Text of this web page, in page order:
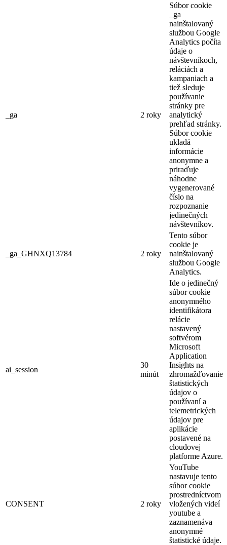
_ga 2 roky
Súbor cookie
_ga
nainštalovaný
službou Google
Analytics počíta
údaje o
návštevníkoch,
reláciách a
kampaniach a
tiež sleduje
používanie
stránky pre
analytický
prehľad stránky.
Súbor cookie
ukladá
informácie
anonymne a
priraďuje
náhodne
vygenerované
číslo na
rozpoznanie
jedinečných
návštevníkov.
_ga_GHNXQ13784 2 roky
Tento súbor
cookie je
nainštalovaný
službou Google
Analytics.
ai_session
30
minút
Ide o jedinečný
súbor cookie
anonymného
identifikátora
relácie
nastavený
softvérom
Microsoft
Application
Insights na
zhromažďovanie
štatistických
údajov o
používaní a
telemetrických
údajov pre
aplikácie
postavené na
cloudovej
platforme Azure.
CONSENT 2 roky
YouTube
nastavuje tento
súbor cookie
prostredníctvom
vložených videí
youtube a
zaznamenáva
anonymné
štatistické údaje.